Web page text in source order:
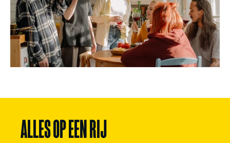
ALLES OP EEN RIJ